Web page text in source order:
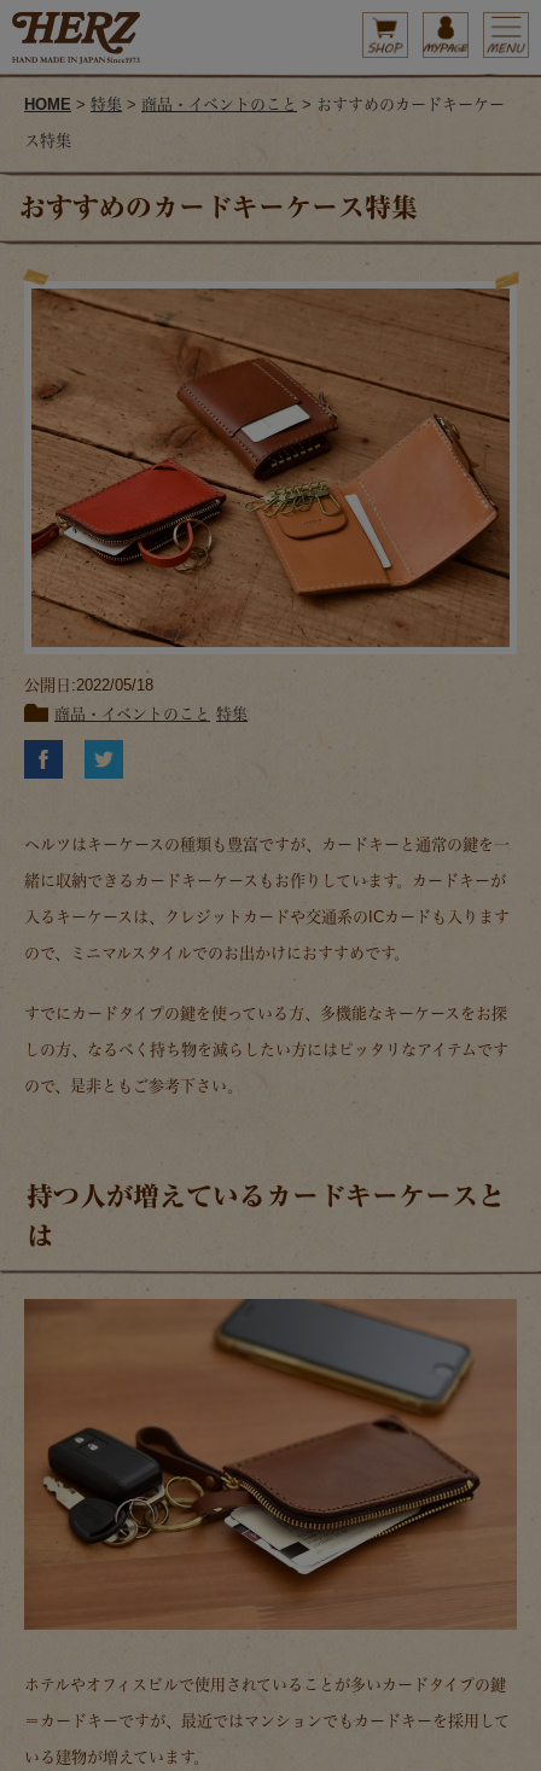
HOME > 特集 > 商品・イベントのこと > おすすめのカードキーケー
ス特集
おすすめのカードキーケース特集
公開日:2022/05/18
商品・イベントのこと 特集
ヘルツはキーケースの種類も豊富ですが、カードキーと通常の鍵を一
緒に収納できるカードキーケースもお作りしています。カードキーが
入るキーケースは、クレジットカードや交通系のICカードも入ります
ので、ミニマルスタイルでのお出かけにおすすめです。
すでにカードタイプの鍵を使っている方、多機能なキーケースをお探
しの方、なるべく持ち物を減らしたい方にはピッタリなアイテムです
ので、是非ともご参考下さい。
持つ人が増えているカードキーケースと
は
ホテルやオフィスビルで使用されていることが多いカードタイプの鍵
＝カードキーですが、最近ではマンションでもカードキーを採用して
いる建物が増えています。